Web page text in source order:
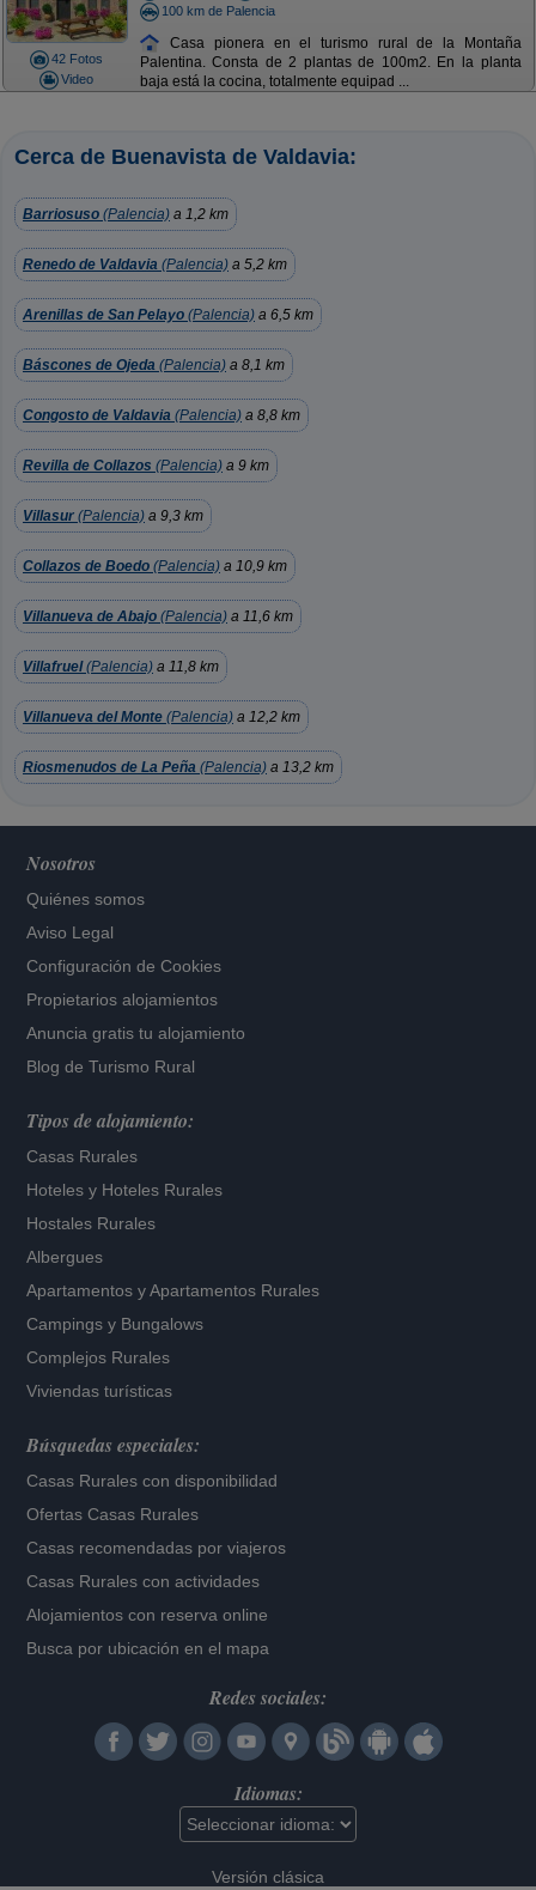
42 Fotos
Video
100 km de Palencia
Casa pionera en el turismo rural de la Montaña
Palentina. Consta de 2 plantas de 100m2. En la planta
baja está la cocina, totalmente equipad ...
Cerca de Buenavista de Valdavia:
Barriosuso (Palencia) a 1,2 km
Renedo de Valdavia (Palencia) a 5,2 km
Arenillas de San Pelayo (Palencia) a 6,5 km
Báscones de Ojeda (Palencia) a 8,1 km
Congosto de Valdavia (Palencia) a 8,8 km
Revilla de Collazos (Palencia) a 9 km
Villasur (Palencia) a 9,3 km
Collazos de Boedo (Palencia) a 10,9 km
Villanueva de Abajo (Palencia) a 11,6 km
Villafruel(Palencia) a 11,8 km
Villanueva del Monte (Palencia) a 12,2 km
Riosmenudos de La Peña (Palencia) a 13,2 km
Nosotros
Quiénes somos
Aviso Legal
Configuración de Cookies
Propietarios alojamientos
Anuncia gratis tu alojamiento
Blog de Turismo Rural
Tipos de alojamiento:
Casas Rurales
Hoteles y Hoteles Rurales
Hostales Rurales
Albergues
Apartamentos yApartamentos Rurales
Campings y Bungalows
Complejos Rurales
Viviendas turísticas
Búsquedas especiales:
Casas Rurales con disponibilidad
Ofertas Casas Rurales
Casas recomendadas por viajeros
Casas Rurales con actividades
Alojamientos con reserva online
Busca por ubicación en el mapa
Redes sociales:
Idiomas:
Versión clásica